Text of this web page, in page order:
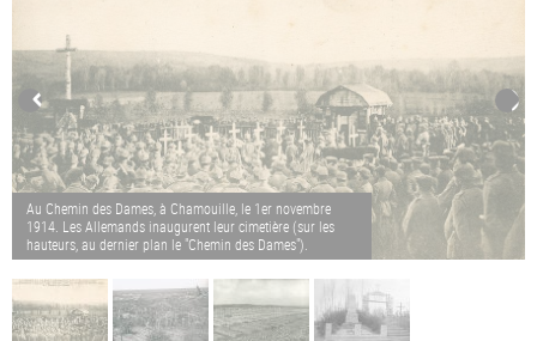
Au Chemin des Dames, à Chamouille, le 1er novembre
1914. Les Allemands inaugurent leur cimetière (sur les
hauteurs, au dernier plan le "Chemin des Dames").